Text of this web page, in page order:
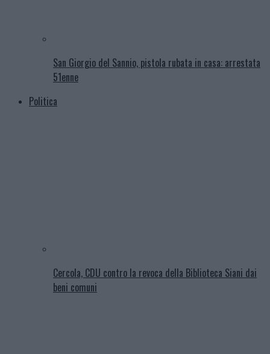
San Giorgio del Sannio, pistola rubata in casa: arrestata
51enne
Politica
Cercola, CDU contro la revoca della Biblioteca Siani dai
beni comuni